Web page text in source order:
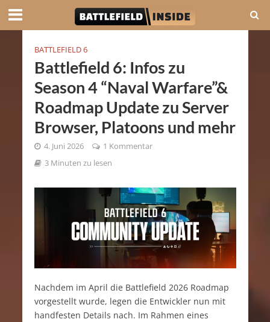
BATTLEFIELD 6
Battlefield 6: Infos zu
Season 4 “Naval Warfare”&
Roadmap Update zu Server
Browser, Platoons und mehr
4. Juni 2026
1 Kommentar
3 Minuten zu lesen
Nachdem im April die Battlefield 2026 Roadmap
vorgestellt wurde, legen die Entwickler nun mit
handfesten Details nach. Im Rahmen eines